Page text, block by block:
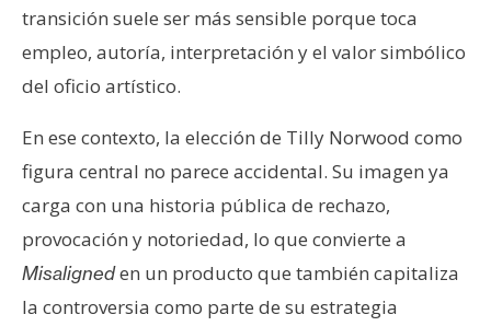
transición suele ser más sensible porque toca
empleo, autoría, interpretación y el valor simbólico
del oficio artístico.
En ese contexto, la elección de Tilly Norwood como
figura central no parece accidental. Su imagen ya
carga con una historia pública de rechazo,
provocación y notoriedad, lo que convierte a
Misaligneden un producto que también capitaliza
la controversia como parte de su estrategia